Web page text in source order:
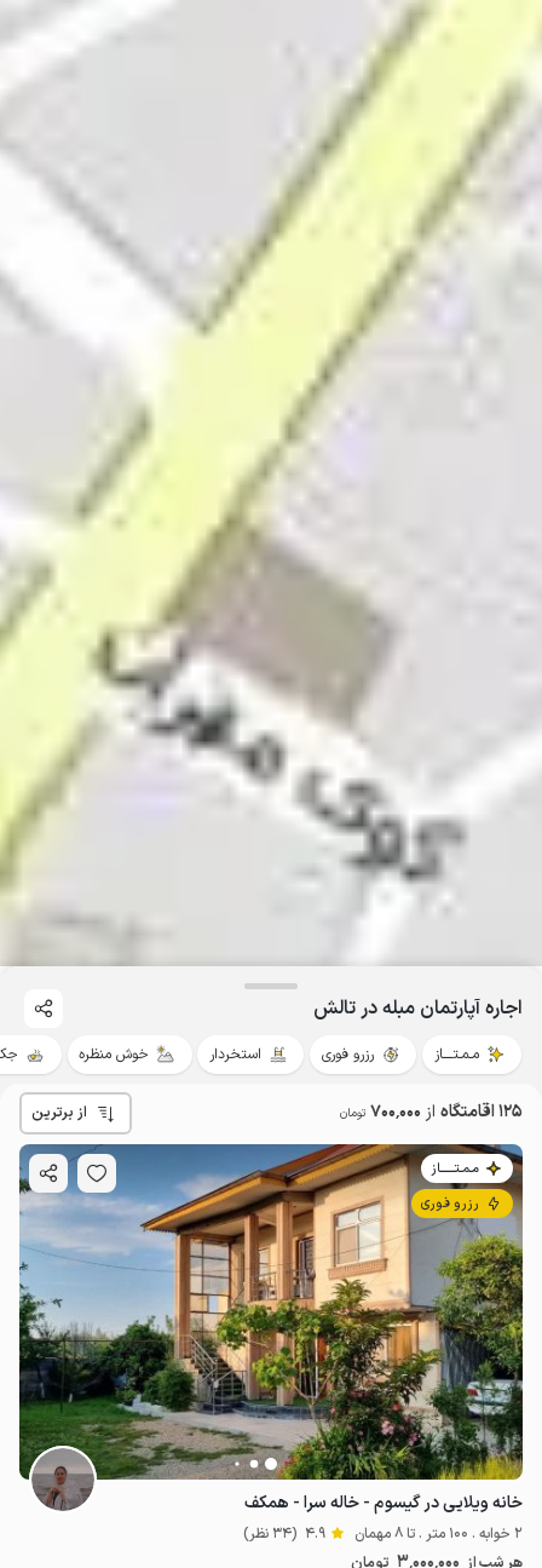
اجاره آپارتمان مبله در تالش
مـمـتــــاز رزرو فوری استخردار خوش منظره
125 اقامتگاه از 700٬000 تومان از برترین
مـمـتــــــاز
رزرو فوری
خانه ویلایی در گیسوم - خاله سرا - همکف
2 خوابه . 100 متر . تا 8 مهمان 4.9 (34 نظر)
هر شب از 3٬000٬000 تومان